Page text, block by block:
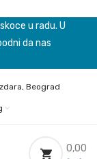
u radu. U
da nas
Beograd
0,00